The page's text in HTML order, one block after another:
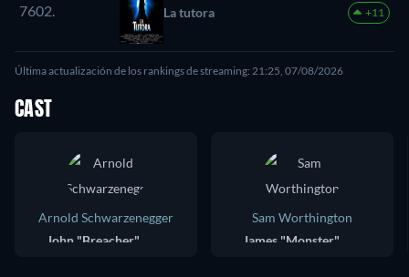
7602. La tutora +11
Última actualización de los rankings de streaming: 21:25, 07/08/2026
CAST
Arnold Schwarzenegger
Sam Worthington